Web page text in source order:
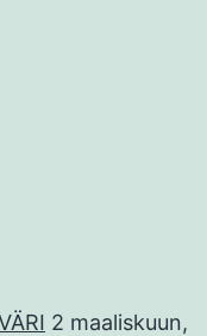
2 maaliskuun,